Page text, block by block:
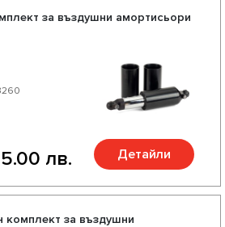
за въздушни амортисьори
лв. Детайли
комплект за въздушни